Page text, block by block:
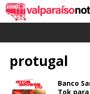
protugal
Banco
Tok